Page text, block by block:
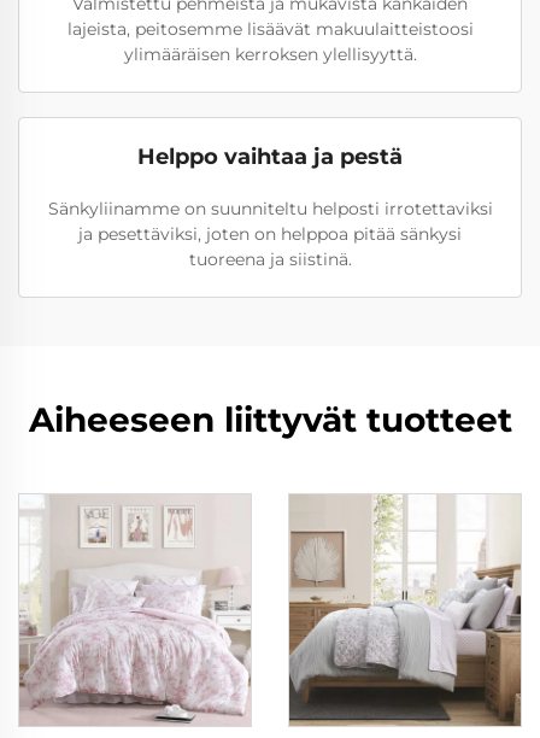
lajeista, peitosemme lisäävät makuulaitteistoosi
ylimääräisen kerroksen ylellisyyttä.
Helppo vaihtaa ja pestä
Sänkyliinamme on suunniteltu helposti irrotettaviksi
ja pesettäviksi, joten on helppoa pitää sänkysi
tuoreena ja siistinä.
Aiheeseen liittyvät tuotteet